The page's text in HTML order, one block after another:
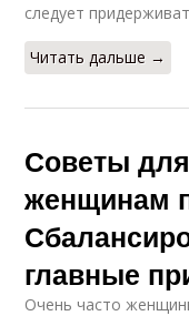
следует
Читать дальше →
Советы
женщинам
главные
Очень часто